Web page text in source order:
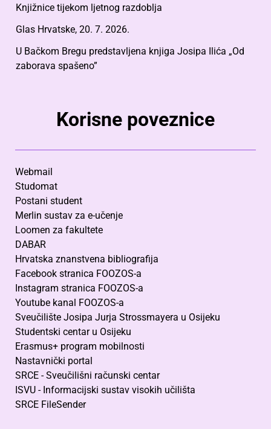
Knjižnice tijekom ljetnog razdoblja
Glas Hrvatske, 20. 7. 2026.
U Bačkom Bregu predstavljena knjiga Josipa Ilića „Od
zaborava spašeno”
Korisne poveznice
Webmail
Studomat
Postani student
Merlin sustav za e-učenje
Loomen za fakultete
DABAR
Hrvatska znanstvena bibliografija
Facebook stranica FOOZOS-a
Instagram stranica FOOZOS-a
Youtube kanal FOOZOS-a
Sveučilište Josipa Jurja Strossmayera u Osijeku
Studentski centar u Osijeku
Erasmus+ program mobilnosti
Nastavnički portal
SRCE - Sveučilišni računski centar
ISVU - Informacijski sustav visokih učilišta
SRCE FileSender